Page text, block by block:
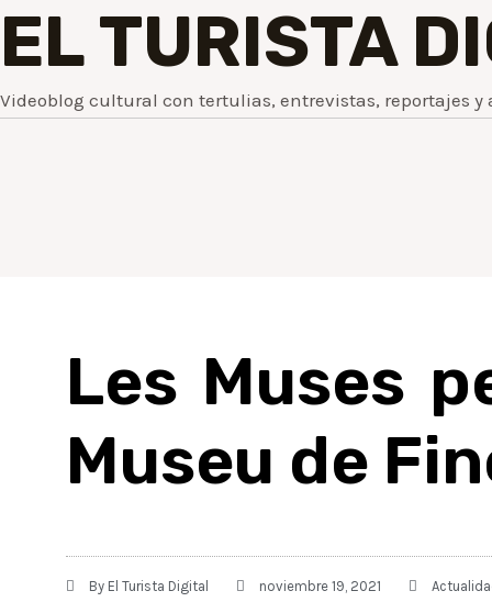
EL TURISTA
Videoblog cultural con tertulias, entrevistas, reportajes y
Les Muses
Museu de
By El Turista Digital noviembre 19, 2021